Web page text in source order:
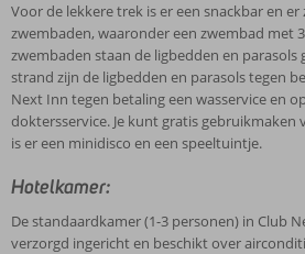
Voor de lekkere trek is er een snackbar en
zwembaden, waaronder een zwembad met
zwembaden staan de ligbedden en parasols
strand zijn de ligbedden en parasols tegen
Next Inn tegen betaling een wasservice en
doktersservice. Je kunt gratis gebruikmaken
is er een minidisco en een speeltuintje.
Hotelkamer:
De standaardkamer (1-3 personen) in Club
verzorgd ingericht en beschikt over